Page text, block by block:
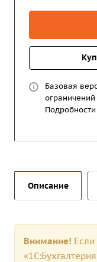
Базовая
Подробности
Описание
Внимание!